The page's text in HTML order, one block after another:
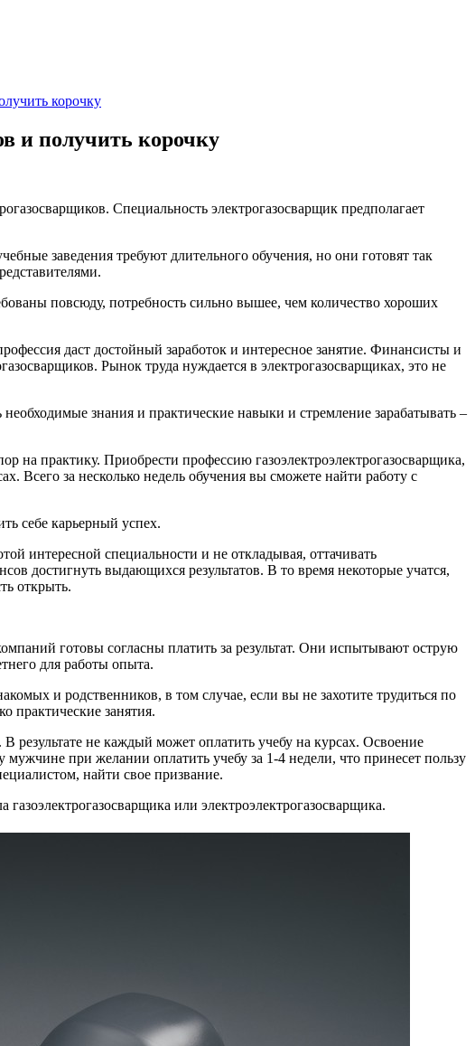
корочку
и получить корочку
Специальность электрогазосварщик предполагает
заведения требуют длительного обучения, но они готовят так
повсюду, потребность сильно вышее, чем количество хороших
даст достойный заработок и интересное занятие. Финансисты и
Рынок труда нуждается в электрогазосварщиках, это не
знания и практические навыки и стремление зарабатывать –
на практику. Приобрести профессию газоэлектроэлектрогазосварщика,
Всего за несколько недель обучения вы сможете найти работу с
себе карьерный успех.
интересной специальности и не откладывая, оттачивать
достигнуть выдающихся результатов. В то время некоторые учатся,
открыть.
готовы согласны платить за результат. Они испытывают острую
для работы опыта.
и родственников, в том случае, если вы не захотите трудиться по
практические занятия.
результате не каждый может оплатить учебу на курсах. Освоение
при желании оплатить учебу за 1-4 недели, что принесет пользу
найти свое призвание.
или электроэлектрогазосварщика.